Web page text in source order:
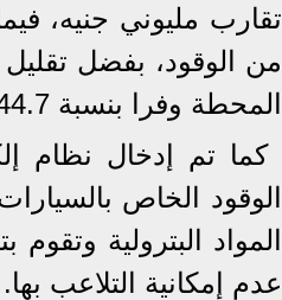
تقارب مليوني جنيه،
من الوقود، بفضل
المحطة وفرا بنسبة 44.7% في كميات الزيوت المستخدمة للمركبات.
كما تم إدخال نظام
الوقود الخاص
المواد البترولية
عدم إمكانية التلاعب بها.